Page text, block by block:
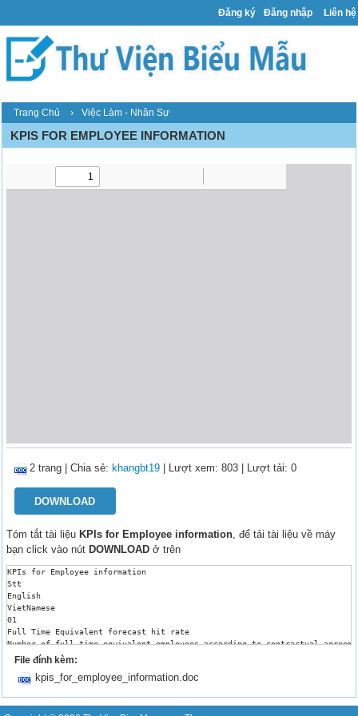
Đăng ký Đăng nhập Liên hệ
Trang Chủ › Việc Làm - Nhân Sự
KPIS FOR EMPLOYEE INFORMATION
2 trang |Chia sẻ: khangbt19 | Lượt xem: 803 | Lượt tải: 0
DOWNLOAD
Tóm tắt tài liệu KPIs for Employee information, để tải tài liệu về máy
bạn click vào nút DOWNLOAD ở trên
KPIs for Employee information
Stt
English
VietNamese
01
Full Time Equivalent forecast hit rate
Number of full-time equivalent employees according to contractual
Example: Number of FTE’s in business according to contracts: 20,000
Purpose: The purpose is to make sure that the number of full time
Average time to update employee records
File đính kèm:
kpis_for_employee_information.doc